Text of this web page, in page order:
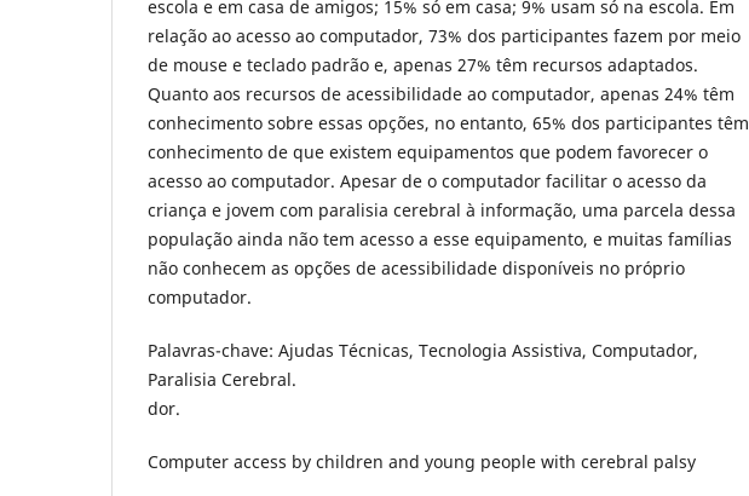
escola e em casa de amigos; 15% só em casa; 9% usam só na escola. Em
relação ao acesso ao computador, 73% dos participantes fazem por meio
de mouse e teclado padrão e, apenas 27% têm recursos adaptados.
Quanto aos recursos de acessibilidade ao computador, apenas 24% têm
conhecimento sobre essas opções, no entanto, 65% dos participantes têm
conhecimento de que existem equipamentos que podem favorecer o
acesso ao computador. Apesar de o computador facilitar o acesso da
criança e jovem com paralisia cerebral à informação, uma parcela dessa
população ainda não tem acesso a esse equipamento, e muitas famílias
não conhecem as opções de acessibilidade disponíveis no próprio
computador.
Palavras-chave: Ajudas Técnicas, Tecnologia Assistiva, Computador,
Paralisia Cerebral.
dor.
Computer access by children and young people with cerebral palsy